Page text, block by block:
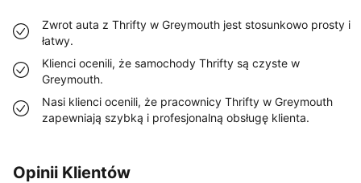
Zwrot auta z Thrifty w Greymouth jest stosunkowo prosty i
łatwy.
Klienci ocenili, że samochody Thrifty są czyste w
Greymouth.
Nasi klienci ocenili, że pracownicy Thrifty w Greymouth
zapewniają szybką i profesjonalną obsługę klienta.
Opinii Klientów